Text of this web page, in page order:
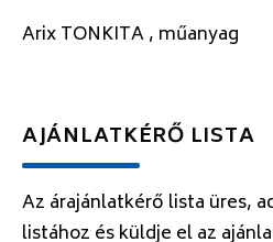
Arix TONKITA , műanyag
AJÁNLATKÉRŐ LISTA
Az árajánlatkérő lista üres,
listához és küldje el az